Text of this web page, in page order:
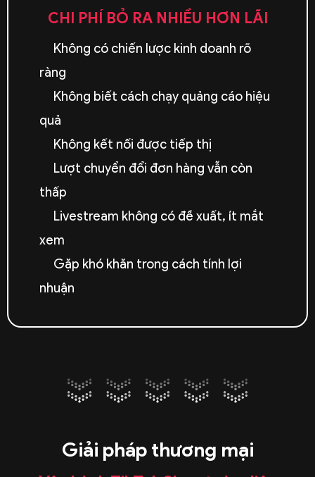
CHI PHÍ BỎ RA NHIỀU HƠN LÃI
Không có chiến lược kinh doanh rõ
ràng
Không biết cách chạy quảng cáo hiệu
quả
Không kết nối được tiếp thị
Lượt chuyển đổi đơn hàng vẫn còn
thấp
Livestream không có đề xuất, ít mắt
xem
Gặp khó khăn trong cách tính lợi
nhuận
Giải pháp thương mại